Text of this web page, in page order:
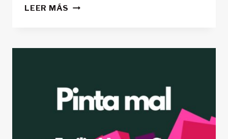
LEER MÁS EL